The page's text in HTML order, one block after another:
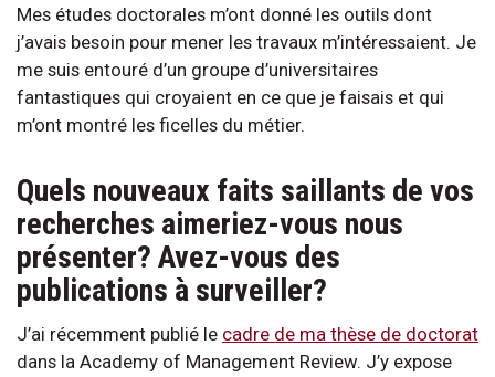
Mes études doctorales m’ont donné les outils dont
j’avais besoin pour mener les travaux m’intéressaient. Je
me suis entouré d’un groupe d’universitaires
fantastiques qui croyaient en ce que je faisais et qui
m’ont montré les ficelles du métier.
Quels nouveaux faits saillants de vos
recherches aimeriez-vous nous
présenter? Avez-vous des
publications à surveiller?
J’ai récemment publié le cadre de ma thèse de doctorat
dans la Academy of Management Review. J’y expose